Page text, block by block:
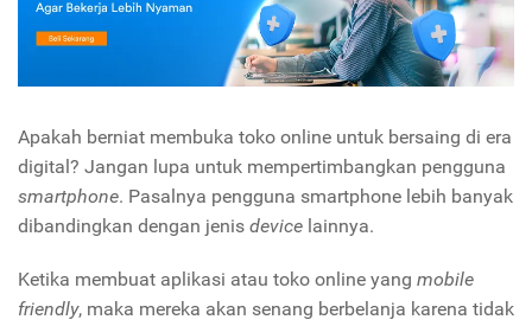
Apakah berniat membuka toko online untuk bersaing di era
digital? Jangan lupa untuk mempertimbangkan pengguna
smartphone. Pasalnya pengguna smartphone lebih banyak
dibandingkan dengan jenis device lainnya.
Ketika membuat aplikasi atau toko online yang mobile
friendly, maka mereka akan senang berbelanja karena tidak